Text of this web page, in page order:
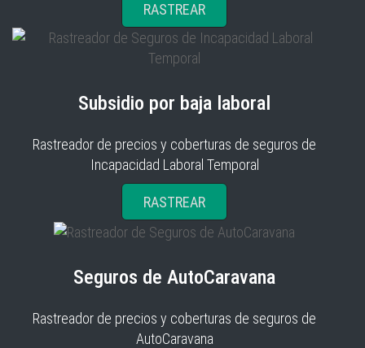
RASTREAR
Subsidio por baja laboral
Rastreador de precios y coberturas de seguros de
Incapacidad Laboral Temporal
RASTREAR
Seguros de AutoCaravana
Rastreador de precios y coberturas de seguros de
AutoCaravana